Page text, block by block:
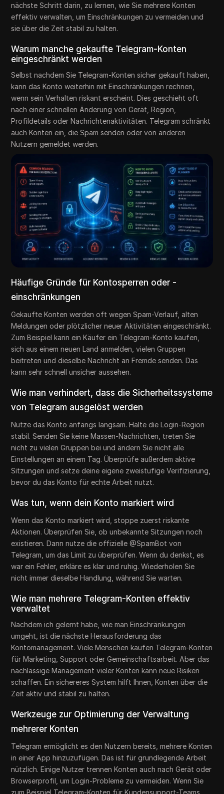
nächste Schritt darin, zu lernen, wie Sie mehrere Konten
effektiv verwalten, um Einschränkungen zu vermeiden und
sie über die Zeit stabil zu halten.
Warum manche gekaufte Telegram-Konten
eingeschränkt werden
Selbst nachdem Sie Telegram-Konten sicher gekauft haben,
kann das Konto weiterhin mit Einschränkungen rechnen,
wenn sein Verhalten riskant erscheint. Dies geschieht oft
nach einer schnellen Änderung von Gerät, Region,
Profildetails oder Nachrichtenaktivitäten. Telegram schränkt
auch Konten ein, die Spam senden oder von anderen
Nutzern gemeldet werden.
Häufige Gründe für Kontosperren oder -
einschränkungen
Gekaufte Konten werden oft wegen Spam-Verlauf, alten
Meldungen oder plötzlicher neuer Aktivitäten eingeschränkt.
Zum Beispiel kann ein Käufer ein Telegram-Konto kaufen,
sich aus einem neuen Land anmelden, vielen Gruppen
beitreten und dieselbe Nachricht an Fremde senden. Das
kann sehr schnell unsicher aussehen.
Wie man verhindert, dass die Sicherheitssysteme
von Telegram ausgelöst werden
Nutze das Konto anfangs langsam. Halte die Login-Region
stabil. Senden Sie keine Massen-Nachrichten, treten Sie
nicht zu vielen Gruppen bei und ändern Sie nicht alle
Einstellungen an einem Tag. Überprüfe außerdem aktive
Sitzungen und setze deine eigene zweistufige Verifizierung,
bevor du das Konto für echte Arbeit nutzt.
Was tun, wenn dein Konto markiert wird
Wenn das Konto markiert wird, stoppe zuerst riskante
Aktionen. Überprüfen Sie, ob unbekannte Sitzungen noch
existieren. Dann nutze die offizielle @SpamBot von
Telegram, um das Limit zu überprüfen. Wenn du denkst, es
war ein Fehler, erkläre es klar und ruhig. Wiederholen Sie
nicht immer dieselbe Handlung, während Sie warten.
Wie man mehrere Telegram-Konten effektiv
verwaltet
Nachdem ich gelernt habe, wie man Einschränkungen
umgeht, ist die nächste Herausforderung das
Kontomanagement. Viele Menschen kaufen Telegram-Konten
für Marketing, Support oder Gemeinschaftsarbeit. Aber das
nachlässige Management vieler Konten kann neue Risiken
schaffen. Ein sichereres System hilft Ihnen, Konten über die
Zeit aktiv und stabil zu halten.
Werkzeuge zur Optimierung der Verwaltung
mehrerer Konten
Telegram ermöglicht es den Nutzern bereits, mehrere Konten
in einer App hinzuzufügen. Das ist für grundlegende Arbeit
nützlich. Einige Nutzer trennen Konten auch nach Gerät oder
Browserprofil, um Login-Probleme zu vermeiden. Wenn Sie
zum Beispiel Telegram-Konten für Kundensupport-Teams